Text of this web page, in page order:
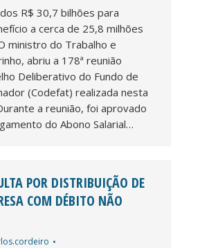
R$ 30,7 bilhões para
a cerca de 25,8 milhões
ministro do Trabalho e
abriu a 178ª reunião
Deliberativo do Fundo de
(Codefat) realizada nesta
a reunião, foi aprovado
do Abono Salarial…
POR DISTRIBUIÇÃO DE
COM DÉBITO NÃO